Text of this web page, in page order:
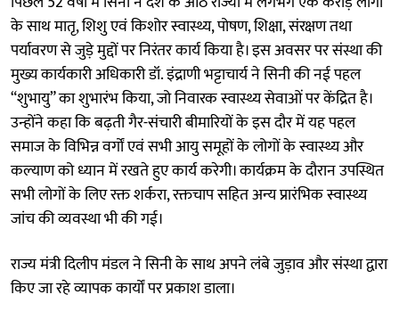
के साथ मातृ, शिशु एवं किशोर स्वास्थ्य, पोषण, शिक्षा, संरक्षण तथा
पर्यावरण से जुड़े मुद्दों पर निरंतर कार्य किया है। इस अवसर पर संस्था की
मुख्य कार्यकारी अधिकारी डॉ. इंद्राणी भट्टाचार्य ने सिनी की नई पहल
“शुभायु” का शुभारंभ किया, जो निवारक स्वास्थ्य सेवाओं पर केंद्रित है।
उन्होंने कहा कि बढ़ती गैर-संचारी बीमारियों के इस दौर में यह पहल
समाज के विभिन्न वर्गों एवं सभी आयु समूहों के लोगों के स्वास्थ्य और
कल्याण को ध्यान में रखते हुए कार्य करेगी। कार्यक्रम के दौरान उपस्थित
सभी लोगों के लिए रक्त शर्करा, रक्तचाप सहित अन्य प्रारंभिक स्वास्थ्य
जांच की व्यवस्था भी की गई।
राज्य मंत्री दिलीप मंडल ने सिनी के साथ अपने लंबे जुड़ाव और संस्था द्वारा
किए जा रहे व्यापक कार्यों पर प्रकाश डाला।